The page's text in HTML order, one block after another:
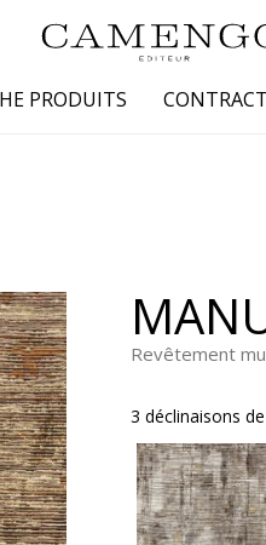
PRODUITS
Petits motifs
CONTRACT
Revêtement
3 déclinaisons